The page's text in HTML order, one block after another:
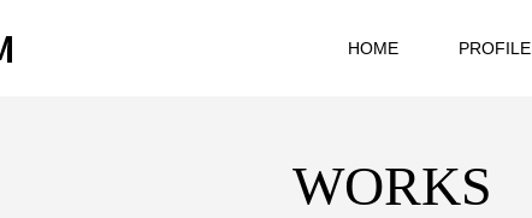
HOME PROFILE
WORKS